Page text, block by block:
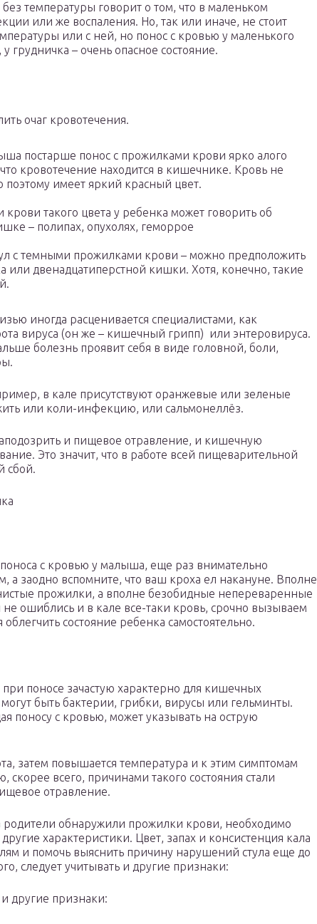
температуры говорит о том, что в маленьком
или же воспаления. Но, так или иначе, не стоит
или с ней, но понос с кровью у маленького
грудничка – очень опасное состояние.
очаг кровотечения.
постарше понос с прожилками крови ярко алого
кровотечение находится в кишечнике. Кровь не
поэтому имеет яркий красный цвет.
такого цвета у ребенка может говорить об
– полипах, опухолях, геморрое
с темными прожилками крови – можно предположить
или двенадцатиперстной кишки. Хотя, конечно, такие
иногда расценивается специалистами, как
вируса (он же – кишечный грипп) или энтеровируса.
болезнь проявит себя в виде головной, боли,
в кале присутствуют оранжевые или зеленые
или коли-инфекцию, или сальмонеллёз.
и пищевое отравление, и кишечную
Это значит, что в работе всей пищеварительной
сбой.
с кровью у малыша, еще раз внимательно
а заодно вспомните, что ваш кроха ел накануне. Вполне
прожилки, а вполне безобидные непереваренные
ошиблись и в кале все-таки кровь, срочно вызываем
состояние ребенка самостоятельно.
поносе зачастую характерно для кишечных
быть бактерии, грибки, вирусы или гельминты.
поносу с кровью, может указывать на острую
затем повышается температура и к этим симптомам
скорее всего, причинами такого состояния стали
отравление.
родители обнаружили прожилки крови, необходимо
характеристики. Цвет, запах и консистенция кала
и помочь выяснить причину нарушений стула еще до
следует учитывать и другие признаки:
и другие признаки: